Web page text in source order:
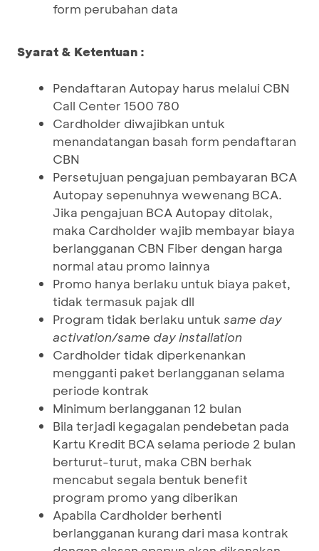
form perubahan data
Syarat & Ketentuan :
Pendaftaran Autopay harus melalui CBN
Call Center 1500 780
Cardholder diwajibkan untuk
menandatangan basah form pendaftaran
CBN
Persetujuan pengajuan pembayaran BCA
Autopay sepenuhnya wewenang BCA.
Jika pengajuan BCA Autopay ditolak,
maka Cardholder wajib membayar biaya
berlangganan CBN Fiber dengan harga
normal atau promo lainnya
Promo hanya berlaku untuk biaya paket,
tidak termasuk pajak dll
Program tidak berlaku untuk same day
activation/same day installation
Cardholder tidak diperkenankan
mengganti paket berlangganan selama
periode kontrak
Minimum berlangganan 12 bulan
Bila terjadi kegagalan pendebetan pada
Kartu Kredit BCA selama periode 2 bulan
berturut-turut, maka CBN berhak
mencabut segala bentuk benefit
program promo yang diberikan
Apabila Cardholder berhenti
berlangganan kurang dari masa kontrak